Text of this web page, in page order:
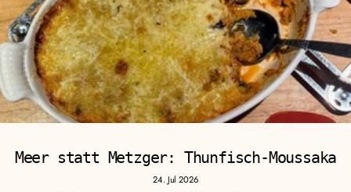
Meer statt Metzger: Thunfisch-Moussaka
24. Jul 2026